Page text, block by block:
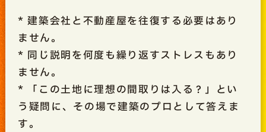
* 建築会社と不動産屋を往復する必要はあり
ません。
* 同じ説明を何度も繰り返すストレスもあり
ません。
* 「この土地に理想の間取りは入る？」とい
う疑問に、その場で建築のプロとして答えま
す。